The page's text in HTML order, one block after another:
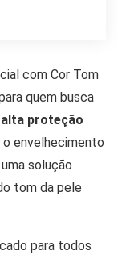
com Cor Tom
quem busca
alta proteção
o envelhecimento
solução
tom da pele
para todos